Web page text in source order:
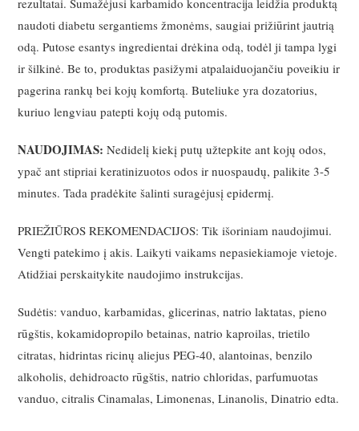
rezultatai. Sumažėjusi karbamido koncentracija leidžia produktą
naudoti diabetu sergantiems žmonėms, saugiai prižiūrint jautrią
odą. Putose esantys ingredientai drėkina odą, todėl ji tampa lygi
ir šilkinė. Be to, produktas pasižymi atpalaiduojančiu poveikiu ir
pagerina rankų bei kojų komfortą. Buteliuke yra dozatorius,
kuriuo lengviau patepti kojų odą putomis.
NAUDOJIMAS: Nedidelį kiekį putų užtepkite ant kojų odos,
ypač ant stipriai keratinizuotos odos ir nuospaudų, palikite 3-5
minutes. Tada pradėkite šalinti suragėjusį epidermį.
PRIEŽIŪROS REKOMENDACIJOS: Tik išoriniam naudojimui.
Vengti patekimo į akis. Laikyti vaikams nepasiekiamoje vietoje.
Atidžiai perskaitykite naudojimo instrukcijas.
Sudėtis: vanduo, karbamidas, glicerinas, natrio laktatas, pieno
rūgštis, kokamidopropilo betainas, natrio kaproilas, trietilo
citratas, hidrintas ricinų aliejus PEG-40, alantoinas, benzilo
alkoholis, dehidroacto rūgštis, natrio chloridas, parfumuotas
vanduo, citralis Cinamalas, Limonenas, Linanolis, Dinatrio edta.